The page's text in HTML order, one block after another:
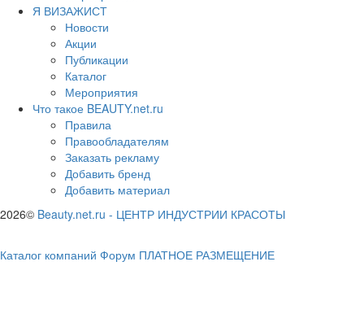
Я ВИЗАЖИСТ
Новости
Акции
Публикации
Каталог
Мероприятия
Что такое BEAUTY.net.ru
Правила
Правообладателям
Заказать рекламу
Добавить бренд
Добавить материал
2026© Beauty.net.ru - ЦЕНТР ИНДУСТРИИ КРАСОТЫ
Каталог компаний Форум ПЛАТНОЕ РАЗМЕЩЕНИЕ